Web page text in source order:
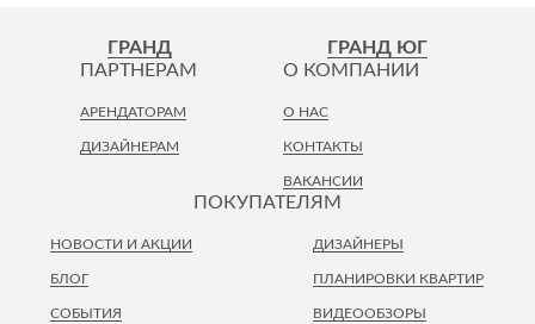
ГРАНД ГРАНД ЮГ
ПОКУПАТЕЛЯМ
НОВОСТИ И АКЦИИ
ПЛАНИРОВКИ КВАРТИР
ВИДЕООБЗОРЫ
БЛОГ
СОБЫТИЯ
ДИЗАЙНЕРЫ
ПАРТНЕРАМ
АРЕНДАТОРАМ
ДИЗАЙНЕРАМ
О КОМПАНИИ
О НАС
КОНТАКТЫ
ВАКАНСИИ